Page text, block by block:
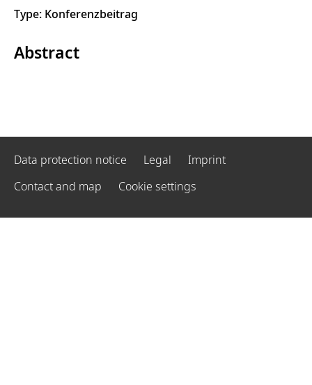
Type: Konferenzbeitrag
Abstract
Data protection notice Legal
Imprint
Contact and map
Cookie settings